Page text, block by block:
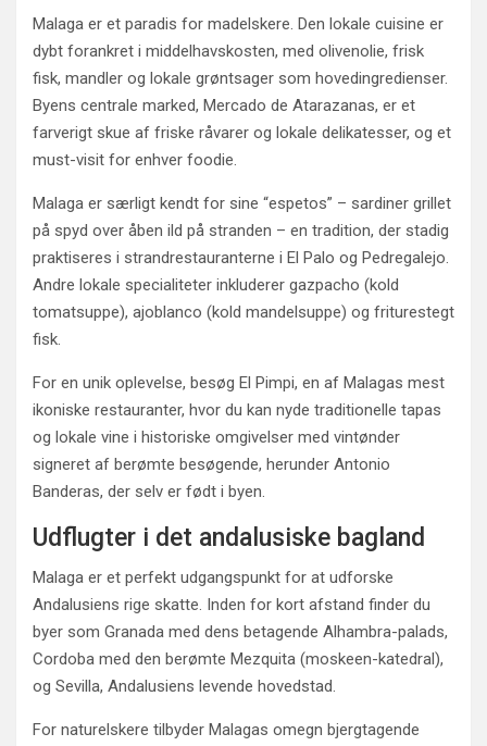
Malaga er et paradis for madelskere. Den lokale cuisine er
dybt forankret i middelhavskosten, med olivenolie, frisk
fisk, mandler og lokale grøntsager som hovedingredienser.
Byens centrale marked, Mercado de Atarazanas, er et
farverigt skue af friske råvarer og lokale delikatesser, og et
must-visit for enhver foodie.
Malaga er særligt kendt for sine “espetos” – sardiner grillet
på spyd over åben ild på stranden – en tradition, der stadig
praktiseres i strandrestauranterne i El Palo og Pedregalejo.
Andre lokale specialiteter inkluderer gazpacho (kold
tomatsuppe), ajoblanco (kold mandelsuppe) og friturestegt
fisk.
For en unik oplevelse, besøg El Pimpi, en af Malagas mest
ikoniske restauranter, hvor du kan nyde traditionelle tapas
og lokale vine i historiske omgivelser med vintønder
signeret af berømte besøgende, herunder Antonio
Banderas, der selv er født i byen.
Udflugter i det andalusiske bagland
Malaga er et perfekt udgangspunkt for at udforske
Andalusiens rige skatte. Inden for kort afstand finder du
byer som Granada med dens betagende Alhambra-palads,
Cordoba med den berømte Mezquita (moskeen-katedral),
og Sevilla, Andalusiens levende hovedstad.
For naturelskere tilbyder Malagas omegn bjergtagende